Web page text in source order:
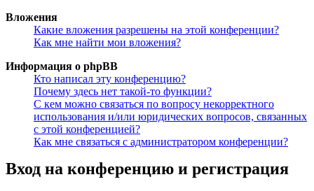
Вложения
Какие вложения разрешены на этой конференции?
Как мне найти мои вложения?
Информация о phpBB
Кто написал эту конференцию?
Почему здесь нет такой-то функции?
С кем можно связаться по вопросу некорректного
использования и/или юридических вопросов, связанных
с этой конференцией?
Как мне связаться с администратором конференции?
Вход на конференцию и регистрация